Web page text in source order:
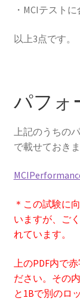
マイアカウント
・MCIテスト
以上3点です。
パフォ
上記のうちの
で載せておき
＊この試験に
いますが、ご
れています。
上のPDF内で
ださい。その
と1Bで別のロ